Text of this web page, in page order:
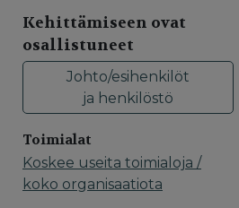
Kehittämiseen ovat
osallistuneet
Johto/esihenkilöt
ja henkilöstö
Toimialat
Koskee useita toimialoja /
koko organisaatiota